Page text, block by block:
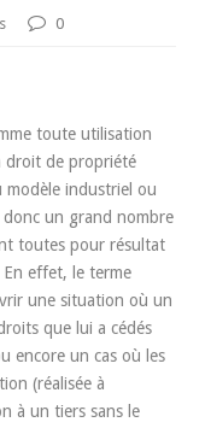
0
toute utilisation
droit de propriété
modèle industriel ou
un grand nombre
toutes pour résultat
En effet, le terme
une situation où un
que lui a cédés
encore un cas où les
(réalisée à
à un tiers sans le